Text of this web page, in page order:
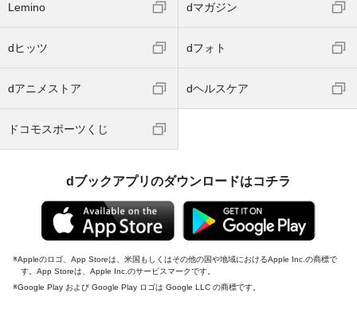
Lemino dマガジン
dヒッツ dフォト
dアニメストア dヘルスケア
ドコモスポーツくじ
dブックアプリのダウンロードはコチラ
Appleのロゴ、App Storeは、米国もしくはその他の国や地域におけるApple Inc.の商標で
す。App Storeは、Apple Inc.のサービスマークです。
Google Play および Google Play ロゴは Google LLC の商標です。